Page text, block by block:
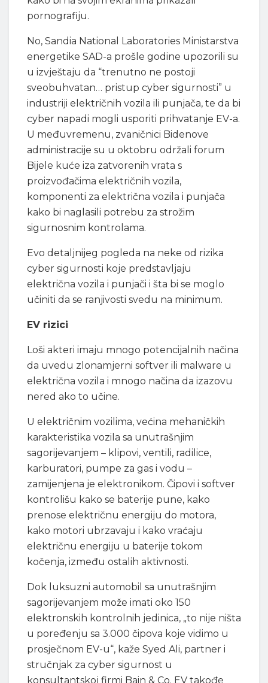
pornografiju.
No, Sandia National Laboratories Ministarstva
energetike SAD-a prošle godine upozorili su
u izvještaju da “trenutno ne postoji
sveobuhvatan… pristup cyber sigurnosti” u
industriji električnih vozila ili punjača, te da bi
cyber napadi mogli usporiti prihvatanje EV-a.
U međuvremenu, zvaničnici Bidenove
administracije su u oktobru održali forum
Bijele kuće iza zatvorenih vrata s
proizvođačima električnih vozila,
komponenti za električna vozila i punjača
kako bi naglasili potrebu za strožim
sigurnosnim kontrolama.
Evo detaljnijeg pogleda na neke od rizika
cyber sigurnosti koje predstavljaju
električna vozila i punjači i šta bi se moglo
učiniti da se ranjivosti svedu na minimum.
EV rizici
Loši akteri imaju mnogo potencijalnih načina
da uvedu zlonamjerni softver ili malware u
električna vozila i mnogo načina da izazovu
nered ako to učine.
U električnim vozilima, većina mehaničkih
karakteristika vozila sa unutrašnjim
sagorijevanjem – klipovi, ventili, radilice,
karburatori, pumpe za gas i vodu –
zamijenjena je elektronikom. Čipovi i softver
kontrolišu kako se baterije pune, kako
prenose električnu energiju do motora,
kako motori ubrzavaju i kako vraćaju
električnu energiju u baterije tokom
kočenja, između ostalih aktivnosti.
Dok luksuzni automobil sa unutrašnjim
sagorijevanjem može imati oko 150
elektronskih kontrolnih jedinica, „to nije ništa
u poređenju sa 3.000 čipova koje vidimo u
prosječnom EV-u“, kaže Syed Ali, partner i
stručnjak za cyber sigurnost u
konsultantskoj firmi Bain & Co. EV takođe